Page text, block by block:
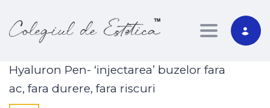
Toggle
Hyaluron Pen- ‘injectarea’ buzelor fara
ac, fara durere, fara riscuri